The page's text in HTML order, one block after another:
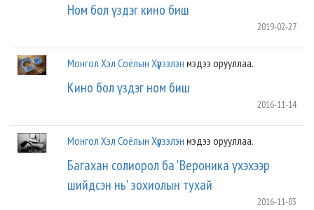
Ном бол үздэг кино биш
2019-02-27
Монгол Хэл Соёлын Хүрээлэн мэдээ орууллаа.
Кино бол үздэг ном биш
2016-11-14
Монгол Хэл Соёлын Хүрээлэн мэдээ орууллаа.
Багахан солиорол ба 'Вероника үхэхээр
шийдсэн нь' зохиолын тухай
2016-11-03